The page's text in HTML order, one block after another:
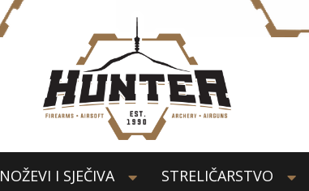
NOŽEVI I SJEČIVA STRELIČARSTVO